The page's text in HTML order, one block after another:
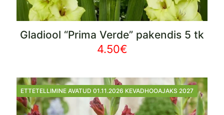
Gladiool “Prima Verde” pakendis 5 tk
4.50€
ETTETELLIMINE AVATUD 01.11.2026 KEVADHOOAJAKS 2027